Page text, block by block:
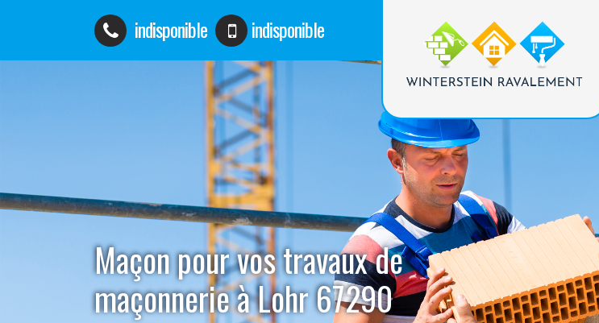
indisponible indisponible
Maçon pour vos travaux de
maçonnerie à Lohr 67290